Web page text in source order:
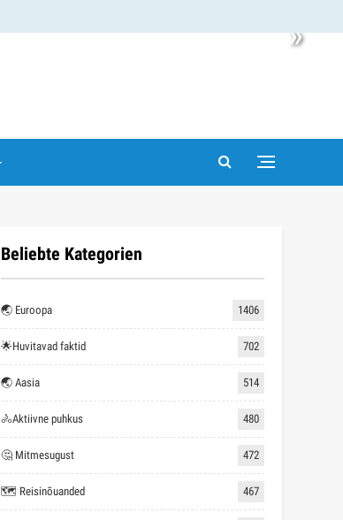
»
Beliebte Kategorien
🌏 Euroopa 1406
🌟Huvitavad faktid 702
🌏 Aasia 514
🚴Aktiivne puhkus 480
🤔 Mitmesugust 472
🗺 Reisinõuanded 467